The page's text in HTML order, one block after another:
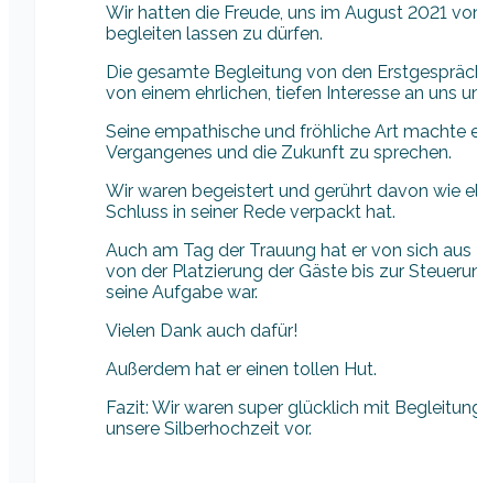
Wir hatten die Freude, uns im August 2021
begleiten lassen zu dürfen.
Die gesamte Begleitung von den
von einem ehrlichen, tiefen Interesse an uns
Seine empathische und fröhliche Art machte
Vergangenes und die Zukunft zu sprechen.
Wir waren begeistert und gerührt davon wie
Schluss in seiner Rede verpackt hat.
Auch am Tag der Trauung hat er von sich
von der Platzierung der Gäste bis zur
seine Aufgabe war.
Vielen Dank auch dafür!
Außerdem hat er einen tollen Hut.
Fazit: Wir waren super glücklich mit
unsere Silberhochzeit vor.